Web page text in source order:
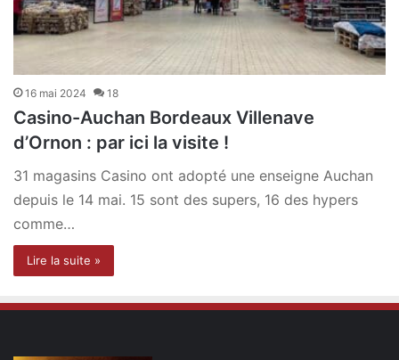
16 mai 2024 18
Casino-Auchan Bordeaux Villenave
d’Ornon : par ici la visite !
31 magasins Casino ont adopté une enseigne Auchan
depuis le 14 mai. 15 sont des supers, 16 des hypers
comme…
Lire la suite »